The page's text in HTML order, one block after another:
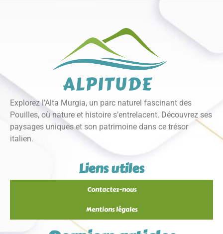
Explorez l’Alta Murgia, un parc naturel fascinant des
Pouilles, où nature et histoire s’entrelacent. Découvrez ses
paysages uniques et son patrimoine dans ce trésor
italien.
Liens utiles
Contactez-nous
Mentions légales